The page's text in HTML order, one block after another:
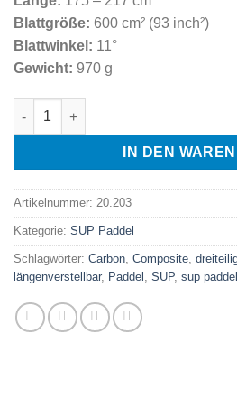
Blattgröße: 600 cm² (93 inch²)
Blattwinkel: 11°
Gewicht: 970 g
Buccaneer B3 - dreiteiliges SUP
IN DEN
Artikelnummer: 20.203
Kategorie: SUP Paddel
Schlagwörter: Carbon Composite
längenverstellbar, Paddel SUP, sup paddel